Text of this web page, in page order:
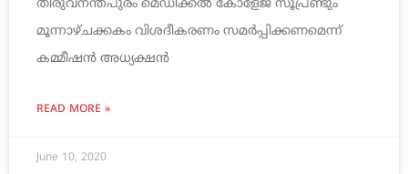
തിരുവനന്തപുരം മെഡിക്കൽ കോളേജ് സൂപ്രണ്ടും
മൂന്നാഴ്ചക്കകം വിശദീകരണം സമർപ്പിക്കണമെന്ന്
കമ്മീഷൻ അധ്യക്ഷൻ
READ MORE »
June 10, 2020